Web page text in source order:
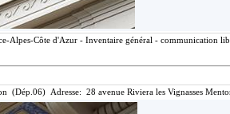
Alpes-Côte d'Azur - Inventaire général - communication
(Dép.06) Adresse: 28 avenue Riviera les Vignasses